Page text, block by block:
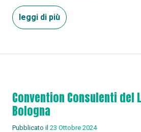
leggi di più
Convention Consulenti del
Bologna
Pubblicato il 23 Ottobre 2024